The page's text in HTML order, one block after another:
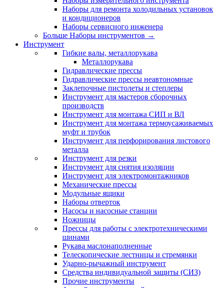
Наборы для ремонта холодильных установок
и кондиционеров
Наборы сервисного инженера
Больше Наборы инструментов →
Инструмент
Гибкие валы, металлорукава
Металлорукава
Гидравлические прессы
Гидравлические прессы неавтономные
Заклепочные пистолеты и степлеры
Инструмент для мастеров сборочных
производств
Инструмент для монтажа СИП и ВЛ
Инструмент для монтажа термоусаживаемых
муфт и трубок
Инструмент для перфорирования листового
металла
Инструмент для резки
Инструмент для снятия изоляции
Инструмент для электромонтажников
Механические прессы
Модульные ящики
Наборы отверток
Насосы и насосные станции
Ножницы
Прессы для работы с электротехническими
шинами
Рукава маслонаполненные
Телескопические лестницы и стремянки
Ударно-рычажный инструмент
Средства индивидуальной защиты (СИЗ)
Прочие инструменты